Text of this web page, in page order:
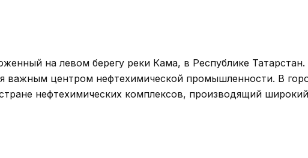
на левом берегу реки Кама, в Республике
важным центром нефтехимической промышленности. В
нефтехимических комплексов, производящий широкий